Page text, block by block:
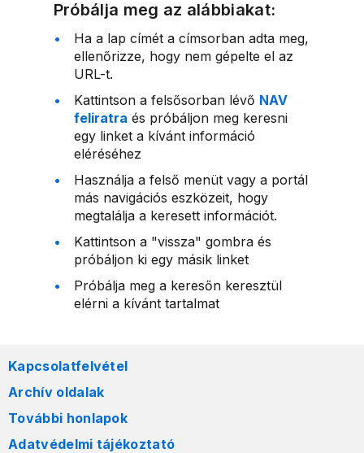
Próbálja meg az alábbiakat:
Ha a lap címét a címsorban adta meg,
ellenőrizze, hogy nem gépelte el az
URL-t.
Kattintson a felsősorban lévő NAV
feliratra és próbáljon meg keresni
egy linket a kívánt információ
eléréséhez
Használja a felső menüt vagy a portál
más navigációs eszközeit, hogy
megtalálja a keresett információt.
Kattintson a "vissza" gombra és
próbáljon ki egy másik linket
Próbálja meg a keresőn keresztül
elérni a kívánt tartalmat
Kapcsolatfelvétel
Archív oldalak
További honlapok
Adatvédelmi tájékoztató